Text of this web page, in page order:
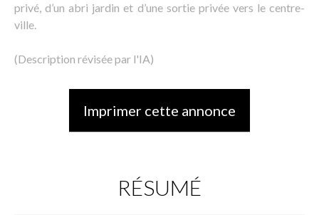
privé, d’un abri jardin et d’une sortie privée vers le centre-
ville.
(Description révisée par l'IA)
Imprimer cette annonce
RÉSUMÉ